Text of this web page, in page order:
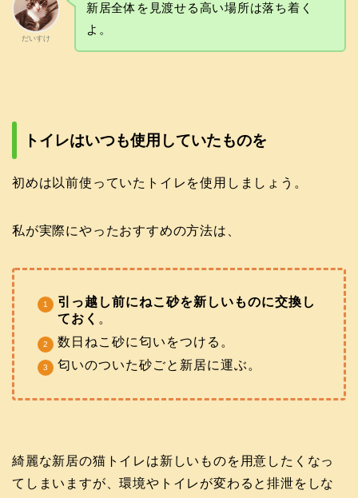
だいすけ
新居全体を見渡せる高い場所は落ち着く
よ。
トイレはいつも使用していたものを
初めは以前使っていたトイレを使用しましょう。
私が実際にやったおすすめの方法は、
引っ越し前にねこ砂を新しいものに交換し
ておく 。
数日ねこ砂に匂いをつける。
匂いのついた砂ごと新居に運ぶ。
綺麗な新居の猫トイレは新しいものを用意したくなっ
てしまいますが、環境やトイレが変わると排泄をしな